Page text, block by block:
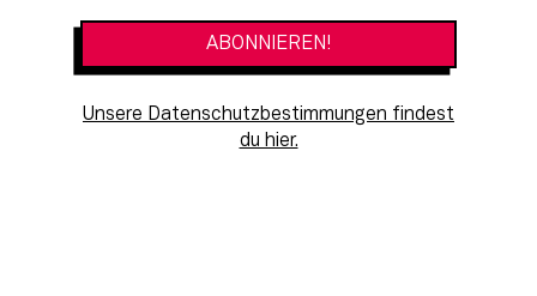
Unsere Datenschutzbestimmungen findest
du hier.